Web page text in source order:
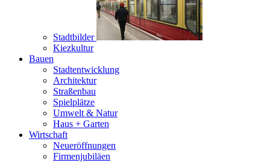
Stadtbilder
Kiezkultur
Bauen
Stadtentwicklung
Architektur
Straßenbau
Spielplätze
Umwelt & Natur
Haus + Garten
Wirtschaft
Neueröffnungen
Firmenjubiläen